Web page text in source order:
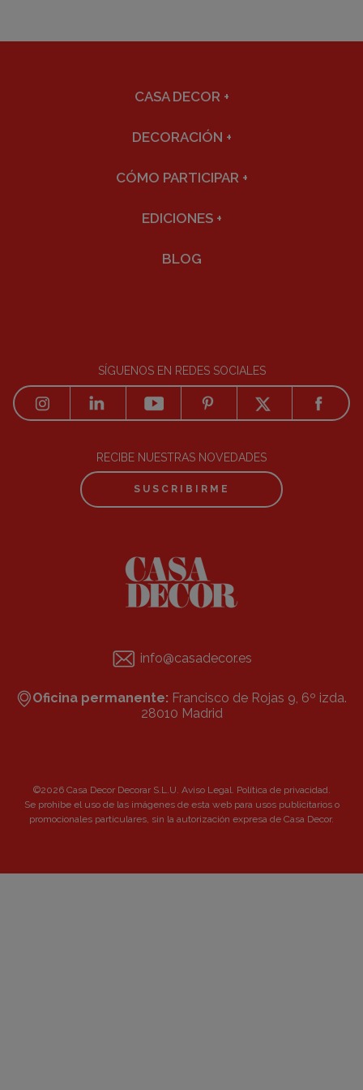
CASA DECOR +
DECORACIÓN +
CÓMO PARTICIPAR +
EDICIONES +
BLOG
SÍGUENOS EN REDES SOCIALES
RECIBE NUESTRAS NOVEDADES
SUSCRIBIRME
info@casadecor.es
Oficina permanente: Francisco de Rojas 9, 6º izda.
28010 Madrid
©2026 Casa Decor Decorar S.L.U. Aviso Legal Política de privacidad
Se prohibe el uso de las imágenes de esta web para usos publicitarios o
promocionales particulares, sin la autorización expresa de Casa Decor.